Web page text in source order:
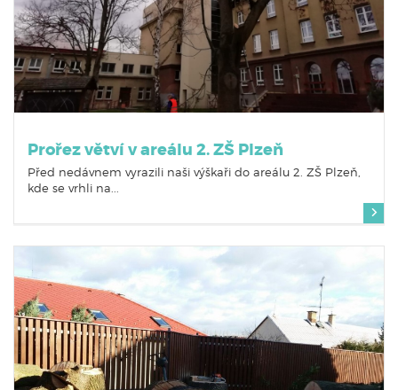
Prořez větví v areálu 2. ZŠ Plzeň
Před nedávnem vyrazili naši výškaři do areálu 2. ZŠ Plzeň,
kde se vrhli na...